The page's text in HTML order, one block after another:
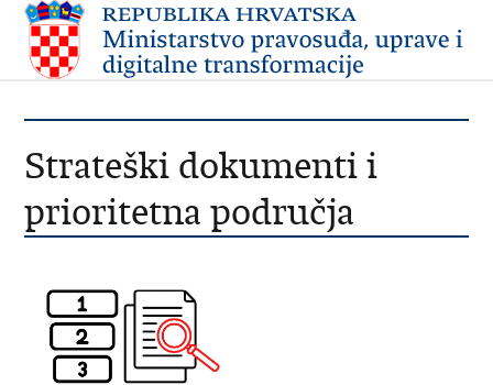
Strateški dokumenti i
prioritetna područja